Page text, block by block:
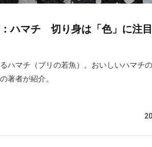
ハマチ 切り身は「色」に注目
ハマチ（ブリの若魚）。おいしいハマチの
著者が紹介。